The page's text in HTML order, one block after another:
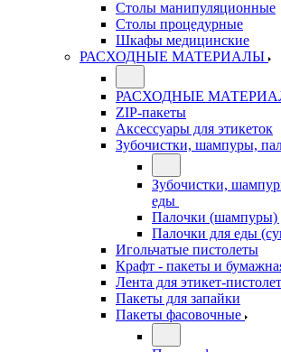
Столы манипуляционные
Столы процедурные
Шкафы медицинские
РАСХОДНЫЕ МАТЕРИАЛЫ
РАСХОДНЫЕ
ZIP-пакеты
Аксессуары для этикеток
Зубочистки, шампуры,
Зубочистки,
еды
Палочки (шампуры)
Палочки для еды
Игольчатые пистолеты
Крафт - пакеты и
Лента для этикет-
Пакеты для запайки
Пакеты фасовочные